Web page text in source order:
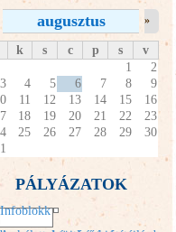
augusztus
»
k s c p s
v
1
2
3
4 5 6 7 8
9
11 12 13 14 15
16
18 19 20 21 22
23
25 26 27 28 29
30
PÁLYÁZATOK